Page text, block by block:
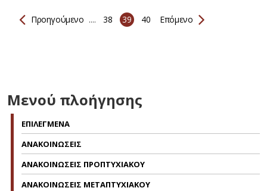
Προηγούμενο .... 38 39 40 Επόμενο
Μενού πλοήγησης
ΕΠΙΛΕΓΜΕΝΑ
ΑΝΑΚΟΙΝΩΣΕΙΣ
ΑΝΑΚΟΙΝΩΣΕΙΣ ΠΡΟΠΤΥΧΙΑΚΟΥ
ΑΝΑΚΟΙΝΩΣΕΙΣ ΜΕΤΑΠΤΥΧΙΑΚΟΥ